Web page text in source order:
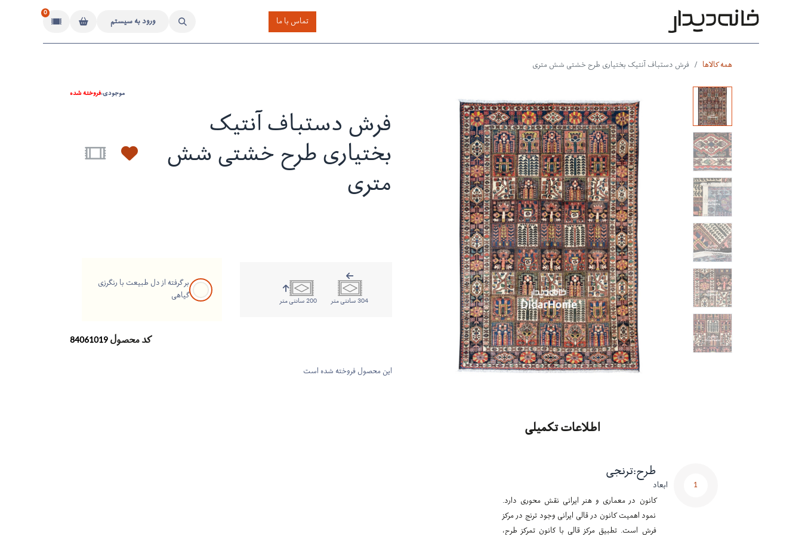
تماس با ما ورود به سیستم
0
همه کالاها فرش دستباف آنتیک بختیاری طرح خشتی شش متری
موجودی:فروخته شده
فرش دستباف آنتیک
بختیاری طرح خشتی شش
متری
304 سانتی متر 200 سانتی متر
بر گرفته از دل طبیعت با رنگرزی
گیاهی
کد محصول84061019
این محصول فروخته شده است
اطلاعات تکمیلی
1 ابعاد
طرح:ترنجی
کانون در معماری و هنر ایرانی نقش محوری دارد.
نمود اهمیت کانون در قالی ایرانی وجود ترنج در مرکز
فرش است. تطبیق مرکز قالی با کانون تمرکز طرح،